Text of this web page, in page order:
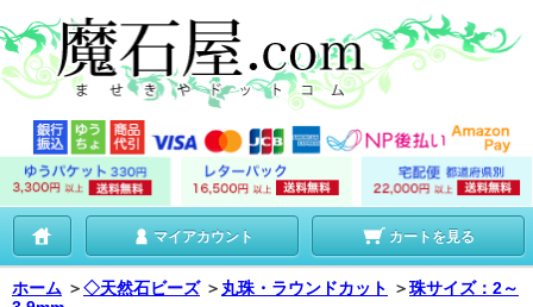
マイアカウント カートを見る
ホーム ＞◇天然石ビーズ ＞ 丸珠・ラウンドカット ＞珠サイズ：2～